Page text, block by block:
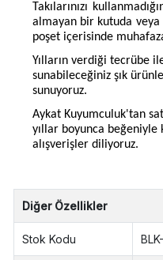
Takılarınızı
almayan bir kutuda
poşet içerisinde
Yılların verdiği tecrübe
sunabileceğiniz şık
sunuyoruz.
Aykat Kuyumculuk'tan
yıllar boyunca beğeniyle
alışverişler diliyoruz.
Diğer Özellikler
Stok Kodu